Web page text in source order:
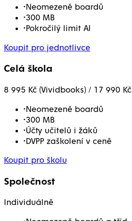
• Neomezeně boardů
•300 MB
• Pokročilý limit AI
Koupit pro jednotlivce
Celá škola
8 995 Kč (Vividbooks) / 17 990 Kč
• Neomezeně boardů
•300 MB
•Účty učitelů i žáků
• DVPP zaškolení v ceně
Koupit pro školu
Společnost
Individuálně